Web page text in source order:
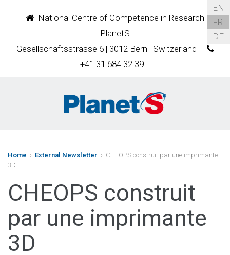
National Centre of Competence in Research
PlanetS
Gesellschaftsstrasse 6 | 3012 Bern | Switzerland
+41 31 684 32 39
EN
FR
DE
Home › External Newsletter › CHEOPS construit par une imprimante
3D
CHEOPS construit
par une imprimante
3D